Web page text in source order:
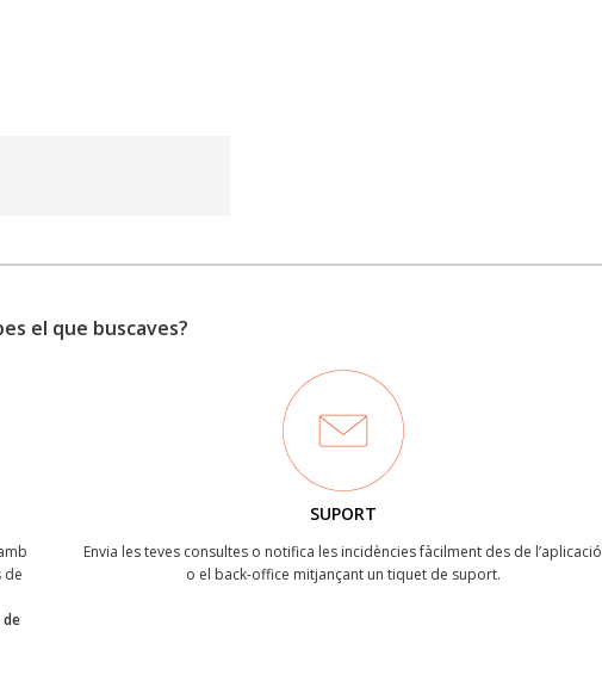
el que buscaves?
de
de
SUPORT
Envia les teves consultes o notifica les incidències fàcilment des de l’aplicació
o el back-office mitjançant un tiquet de suport.